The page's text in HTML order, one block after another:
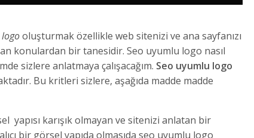
oluşturmak özellikle web sitenizi ve ana sayfanızı
konulardan bir tanesidir. Seo uyumlu logo nasıl
sizlere anlatmaya çalışacağım. Seo uyumlu logo
Bu kritleri sizlere, aşağıda madde madde
yapısı karışık olmayan ve sitenizi anlatan bir
bir görsel yapıda olmasıda seo uyumlu logo